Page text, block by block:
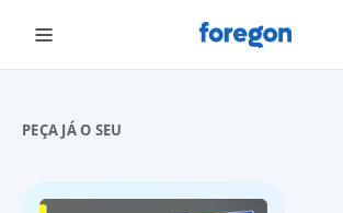
Foregon.com
PEÇA JÁ O SEU